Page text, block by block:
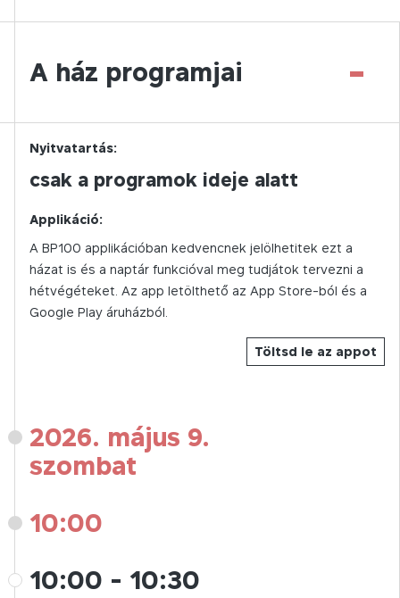
A ház programjai -
Nyitvatartás:
csak a programok ideje alatt
Applikáció:
A BP100 applikációban kedvencnek jelölhetitek ezt a
házat is és a naptár funkcióval meg tudjátok tervezni a
hétvégéteket. Az app letölthető az App Store-ból és a
Google Play áruházból.
Töltsd le az appot
2026. május 9.
szombat
10:00
10:00 - 10:30